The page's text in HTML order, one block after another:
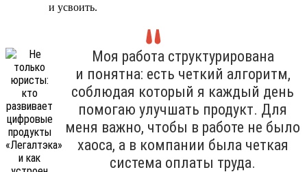
и усвоить.
Моя работа структурирована
и понятна: есть четкий алгоритм,
соблюдая который я каждый день
помогаю улучшать продукт. Для
меня важно, чтобы в работе не было
хаоса, а в компании была четкая
система оплаты труда.